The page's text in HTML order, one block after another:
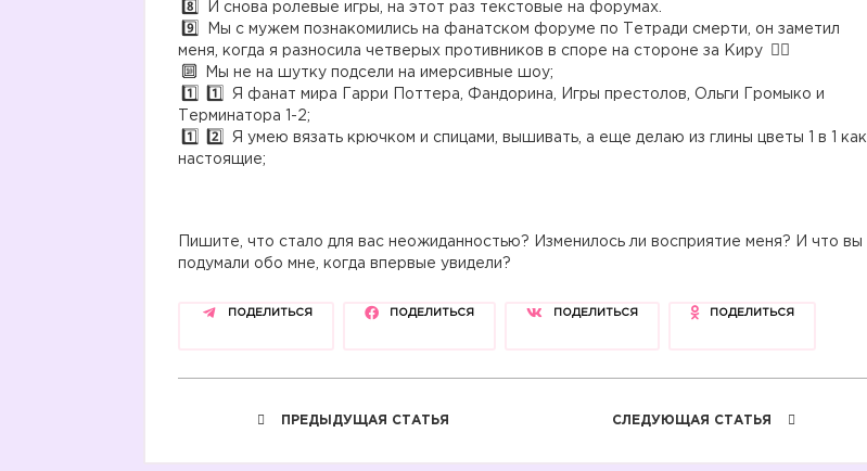
И снова ролевые игры, на этот раз текстовые на форумах.
Мы с мужем познакомились на фанатском форуме по Тетради смерти, он заметил
меня, когда я разносила четверых противников в споре на стороне за Киру
Мы не на шутку подсели на имерсивные шоу;
Я фанат мира Гарри Поттера, Фандорина, Игры престолов, Ольги Громыко и
Терминатора 1-2;
Я умею вязать крючком и спицами, вышивать, а еще делаю из глины цветы 1 в 1 как
настоящие;
Пишите, что стало для вас неожиданностью? Изменилось ли восприятие меня? И что вы
подумали обо мне, когда впервые увидели?
ПОДЕЛИТЬСЯ ПОДЕЛИТЬСЯ ПОДЕЛИТЬСЯ ПОДЕЛИТЬСЯ
ПРЕДЫДУЩАЯ СТАТЬЯ СЛЕДУЮЩАЯ СТАТЬЯ